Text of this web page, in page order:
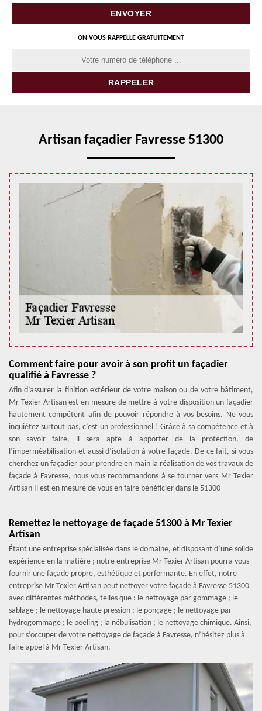
ON VOUS RAPPELLE GRATUITEMENT
Artisan façadier Favresse 51300
Comment faire pour avoir à son profit un façadier
qualifié à Favresse ?
Afin d’assurer la finition extérieur de votre maison ou de votre bâtiment,
Mr Texier Artisan est en mesure de mettre à votre disposition un façadier
hautement compétent afin de pouvoir répondre à vos besoins. Ne vous
inquiétez surtout pas, c’est un professionnel ! Grâce à sa compétence et à
son savoir faire, il sera apte à apporter de la protection, de
l’imperméabilisation et aussi d’isolation à votre façade. De ce fait, si vous
cherchez un façadier pour prendre en main la réalisation de vos travaux de
façade à Favresse, nous vous recommandons à se tourner vers Mr Texier
Artisan Il est en mesure de vous en faire bénéficier dans le 51300
Remettez le nettoyage de façade 51300 à Mr Texier
Artisan
Étant une entreprise spécialisée dans le domaine, et disposant d’une solide
expérience en la matière ; notre entreprise Mr Texier Artisan pourra vous
fournir une façade propre, esthétique et performante. En effet, notre
entreprise Mr Texier Artisan peut nettoyer votre façade à Favresse 51300
avec différentes méthodes, telles que : le nettoyage par gommage ; le
sablage ; le nettoyage haute pression ; le ponçage ; le nettoyage par
hydrogommage ; le peeling ; la nébulisation ; le nettoyage chimique. Ainsi,
pour s’occuper de votre nettoyage de façade à Favresse, n’hésitez plus à
faire appel à Mr Texier Artisan.